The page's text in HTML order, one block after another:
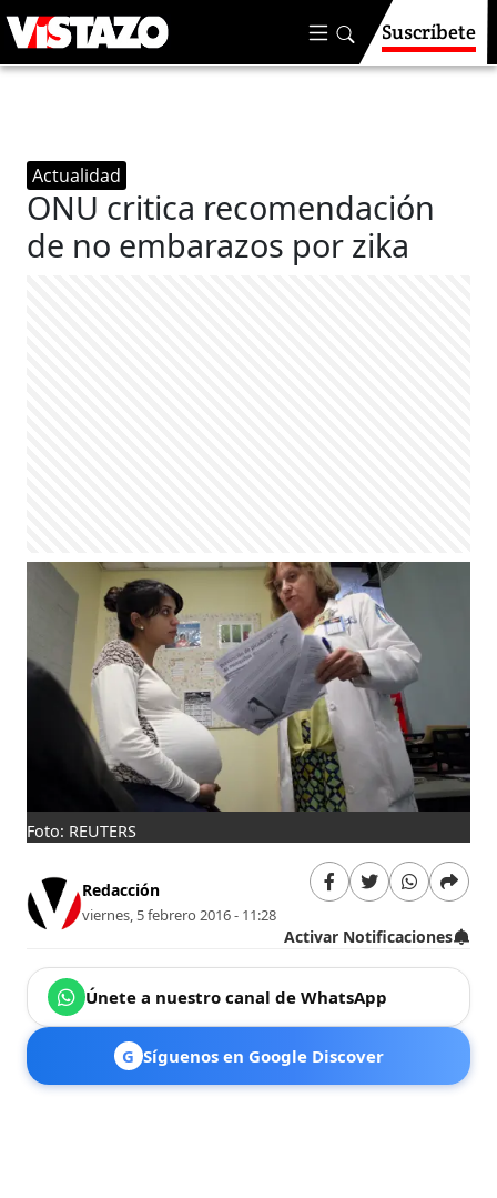
Suscríbete
Actualidad
ONU critica recomendación
de no embarazos por zika
Foto: REUTERS
Redacción
viernes, 5 febrero 2016 - 11:28
Activar Notificaciones
Únete a nuestro canal de WhatsApp
G Síguenos en Google Discover